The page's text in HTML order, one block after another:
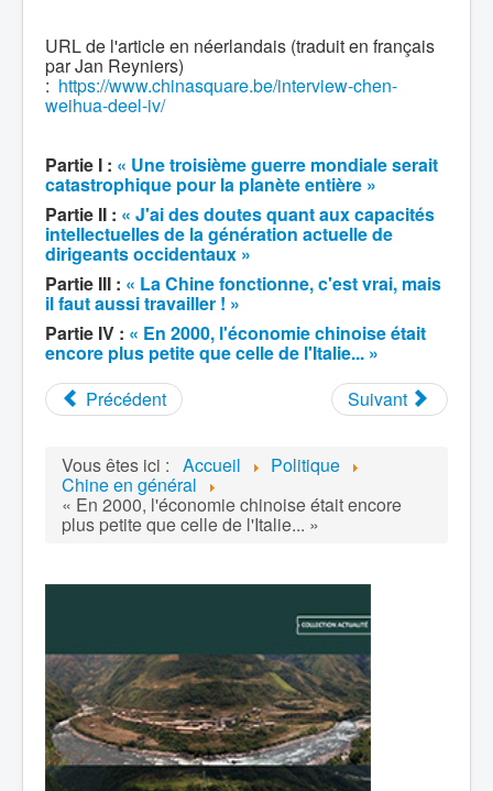
URL de l'article en néerlandais (traduit en français
par Jan Reyniers)
: https://www.chinasquare.be/interview-chen-
weihua-deel-iv/
Partie I : « Une troisième guerre mondiale serait
catastrophique pour la planète entière »
Partie II : « J'ai des doutes quant aux capacités
intellectuelles de la génération actuelle de
dirigeants occidentaux »
Partie III : « La Chine fonctionne, c'est vrai, mais
il faut aussi travailler ! »
Partie IV : « En 2000, l'économie chinoise était
encore plus petite que celle de l'Italie... »
Précédent
Suivant
Vous êtes ici : Accueil Politique
Chine en général
« En 2000, l'économie chinoise était encore
plus petite que celle de l'Italie... »